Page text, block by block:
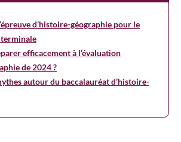
d’histoire-géographie pour le
efficacement à l’évaluation
de 2024 ?
autour du baccalauréat d’histoire-